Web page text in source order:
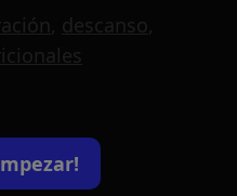
, descanso,